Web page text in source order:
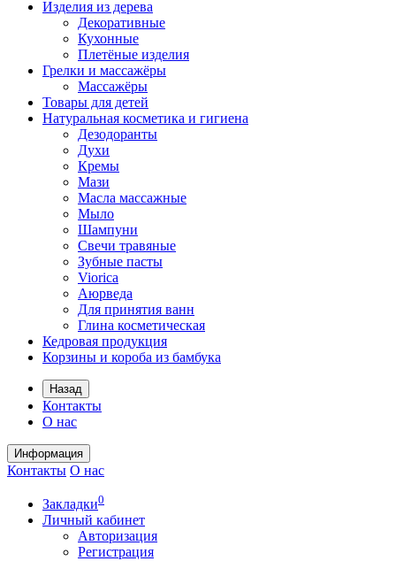
Изделия из дерева
Декоративные
Кухонные
Плетёные изделия
Грелки и массажёры
Массажёры
Товары для детей
Натуральная косметика и гигиена
Дезодоранты
Духи
Кремы
Мази
Масла массажные
Мыло
Шампуни
Свечи травяные
Зубные пасты
Viorica
Аюрведа
Для принятия ванн
Глина косметическая
Кедровая продукция
Корзины и короба из бамбука
Назад
Контакты
О нас
Информация
Контакты О нас
Закладки0
Личный кабинет
Авторизация
Регистрация